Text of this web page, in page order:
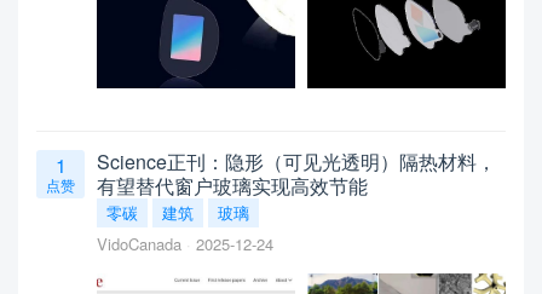
1
点赞
Science正刊：隐形（可见光透明）隔热材料，
有望替代窗户玻璃实现高效节能
零碳 建筑
玻璃
VidoCanada
2025-12-24